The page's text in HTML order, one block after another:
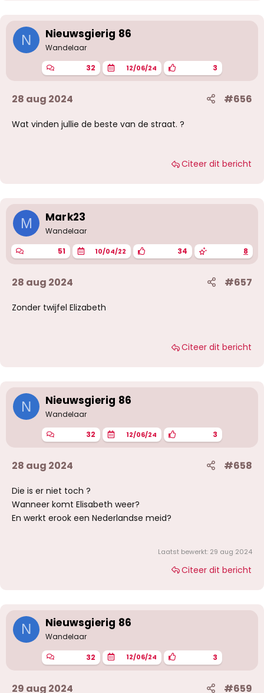
n
g N Nieuwsgierig 86
Wandelaar
32 12/06/24 3
28 aug 2024 #656
Wat vinden jullie de beste van de straat. ?
Citeer dit bericht
M Mark23
Wandelaar
51 10/04/22 34 8
28 aug 2024 #657
Zonder twijfel Elizabeth
Citeer dit bericht
N Nieuwsgierig 86
Wandelaar
32 12/06/24 3
28 aug 2024 #658
Die is er niet toch ?
Wanneer komt Elisabeth weer?
En werkt erook een Nederlandse meid?
Laatst bewerkt: 29 aug 2024
Citeer dit bericht
N Nieuwsgierig 86
Wandelaar
32 12/06/24 3
29 aug 2024 #659